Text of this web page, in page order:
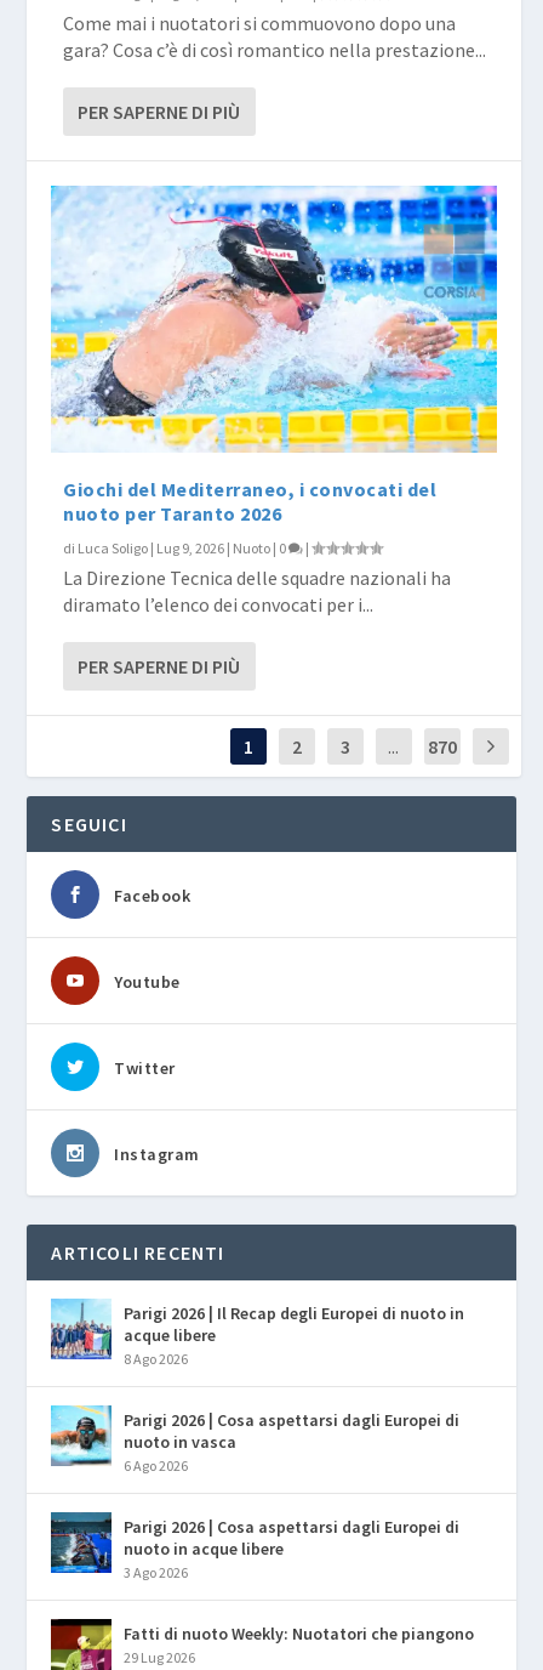
Come mai i nuotatori si commuovono dopo una
gara? Cosa c’è di così romantico nella prestazione...
PER SAPERNE DI PIÙ
Giochi del Mediterraneo, i convocati del
nuoto per Taranto 2026
di Luca Soligo | Lug 9, 2026 | Nuoto | 0 |
La Direzione Tecnica delle squadre nazionali ha
diramato l’elenco dei convocati per i...
PER SAPERNE DI PIÙ
1 2 3 ... 870
SEGUICI
Facebook
Youtube
Twitter
Instagram
ARTICOLI RECENTI
Parigi 2026 | Il Recap degli Europei di nuoto in
acque libere
8 Ago 2026
Parigi 2026 | Cosa aspettarsi dagli Europei di
nuoto in vasca
6 Ago 2026
Parigi 2026 | Cosa aspettarsi dagli Europei di
nuoto in acque libere
3 Ago 2026
Fatti di nuoto Weekly: Nuotatori che piangono
29 Lug 2026